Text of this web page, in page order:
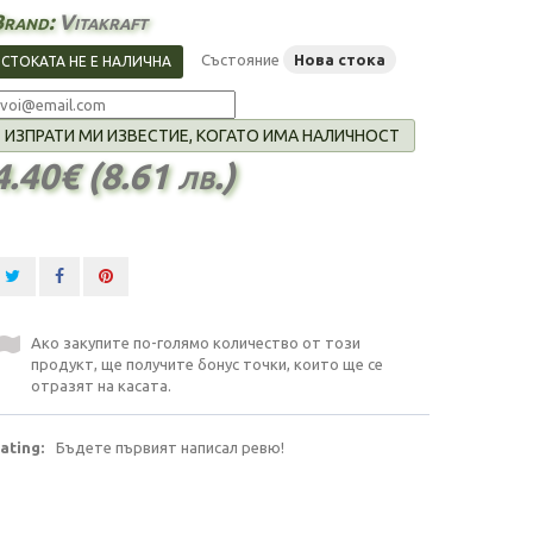
Vitakraft
СТОКАТА НЕ Е НАЛИЧНА Състояние Нова стока
ИЗПРАТИ МИ ИЗВЕСТИЕ, КОГАТО ИМА НАЛИЧНОСТ
(8.61 лв.)
Ако закупите по-голямо количество от този
продукт, ще получите бонус точки, които ще се
отразят на касата.
Бъдете първият написал ревю!